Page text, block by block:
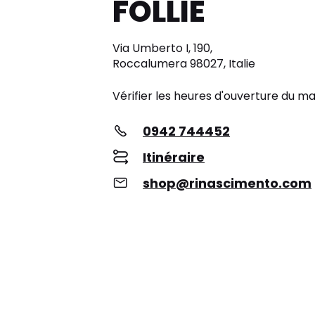
FOLLIE
Via Umberto I, 190,
Roccalumera 98027, Italie
Vérifier les heures d'ouverture du
0942 744452
Itinéraire
shop@rinascimento.com